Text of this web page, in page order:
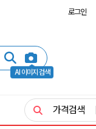
로그인
AI 이미지 검색
가격검색